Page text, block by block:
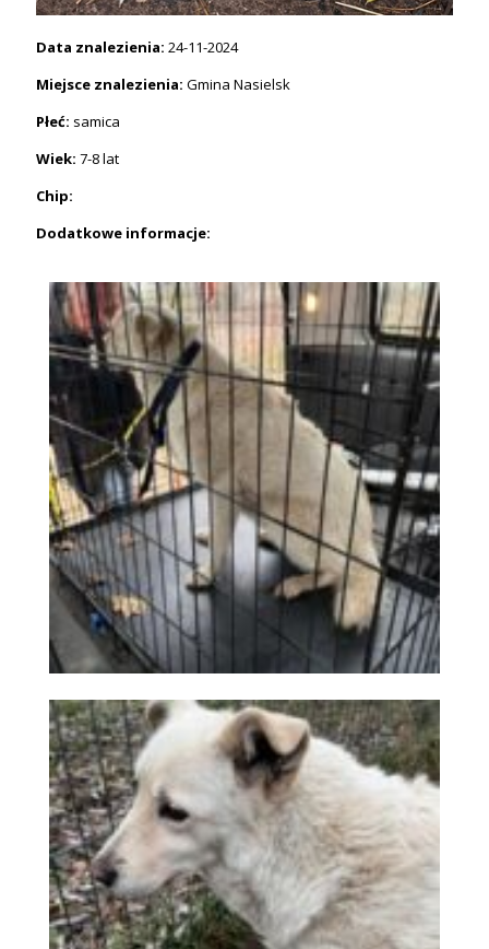
Data znalezienia: 24-11-2024
Miejsce znalezienia: Gmina Nasielsk
Płeć: samica
Wiek: 7-8 lat
Chip:
Dodatkowe informacje: